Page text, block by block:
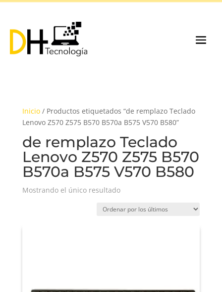
Inicio/ Productos etiquetados “de remplazo Teclado
Lenovo Z570 Z575 B570 B570a B575 V570 B580”
de remplazo Teclado
Lenovo Z570 Z575 B570
B570a B575 V570 B580
Mostrando el único resultado